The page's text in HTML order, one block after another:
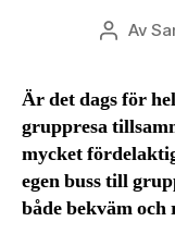
Av
Är det dags för
gruppresa
mycket
egen buss till
både bekväm